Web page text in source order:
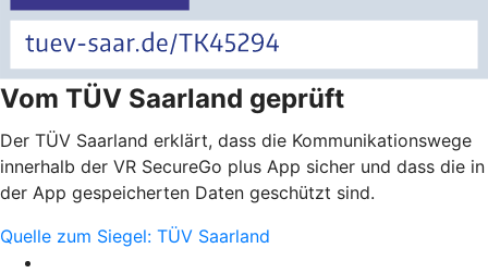
Vom TÜV Saarland geprüft
Der TÜV Saarland erklärt, dass die Kommunikationswege
innerhalb der VR SecureGo plus App sicher und dass die in
der App gespeicherten Daten geschützt sind.
Quelle zum Siegel: TÜV Saarland